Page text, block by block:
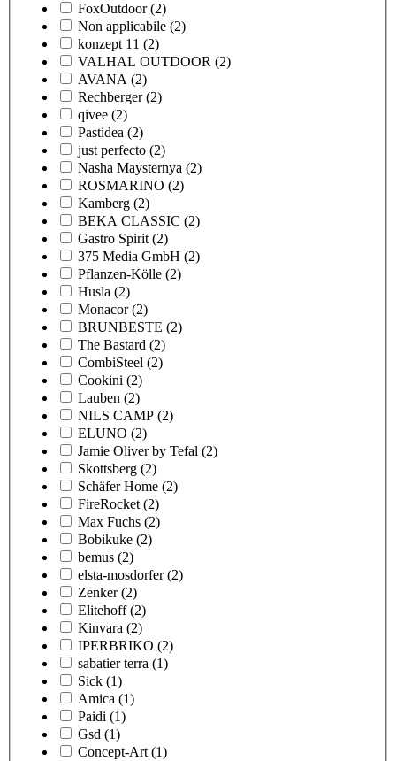
FoxOutdoor (2)
Non applicabile (2)
konzept 11 (2)
VALHAL OUTDOOR (2)
AVANA (2)
Rechberger (2)
qivee (2)
Pastidea (2)
just perfecto (2)
Nasha Maysternya (2)
ROSMARINO (2)
Kamberg (2)
BEKA CLASSIC (2)
Gastro Spirit (2)
375 Media GmbH (2)
Pflanzen-Kölle (2)
Husla (2)
Monacor (2)
BRUNBESTE (2)
The Bastard (2)
CombiSteel (2)
Cookini (2)
Lauben (2)
NILS CAMP (2)
ELUNO (2)
Jamie Oliver by Tefal (2)
Skottsberg (2)
Schäfer Home (2)
FireRocket (2)
Max Fuchs (2)
Bobikuke (2)
bemus (2)
elsta-mosdorfer (2)
Zenker (2)
Elitehoff (2)
Kinvara (2)
IPERBRIKO (2)
sabatier terra (1)
Sick (1)
Amica (1)
Paidi (1)
Gsd (1)
Concept-Art (1)